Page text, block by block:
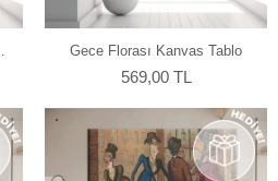
Gece Florası Kanvas Tablo
569,00 TL